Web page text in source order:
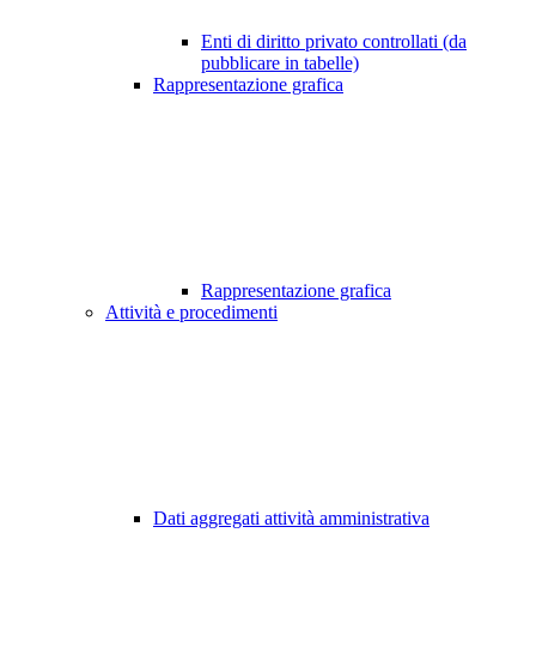
Enti di diritto privato controllati (da
pubblicare in tabelle)
Rappresentazione grafica
Rappresentazione grafica
Attività e procedimenti
Dati aggregati attività amministrativa